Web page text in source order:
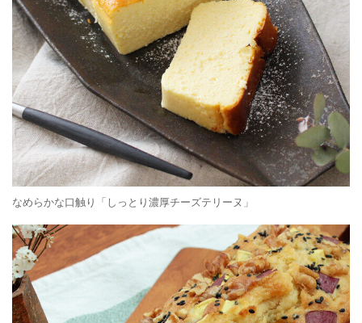
なめらかな口触り「しっとり濃厚チーズテリーヌ」